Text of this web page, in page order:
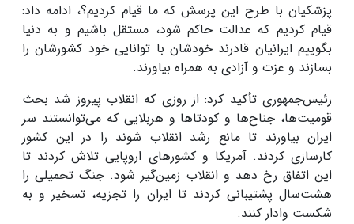
پزشکیان با طرح این پرسش که ما قیام کردیم؟، ادامه داد:
قیام کردیم که عدالت حاکم شود، مستقل باشیم و به دنیا
بگوییم ایرانیان قادرند خودشان با توانایی خود کشورشان را
بسازند و عزت و آزادی به همراه بیاورند.
رئیس‌جمهوری تأکید کرد: از روزی که انقلاب پیروز شد بحث
قومیت‌ها، جناح‌ها و کودتاها و هربلایی که می‌توانستند سر
ایران بیاورند تا مانع رشد انقلاب شوند را در این کشور
کارسازی کردند. آمریکا و کشورهای اروپایی تلاش کردند تا
این اتفاق رخ دهد و انقلاب زمین‌گیر شود. جنگ تحمیلی را
هشت‌سال پشتیبانی کردند تا ایران را تجزیه، تسخیر و به
شکست وادار کنند.